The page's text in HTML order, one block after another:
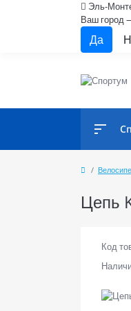
Эль-
Ваш город
Цепь
Код